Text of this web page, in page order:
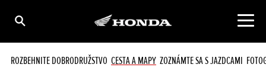
ROZBEHNITE DOBRODRUŽSTVO CESTA A MAPY ZOZNÁMTE SA S JAZDCAMI